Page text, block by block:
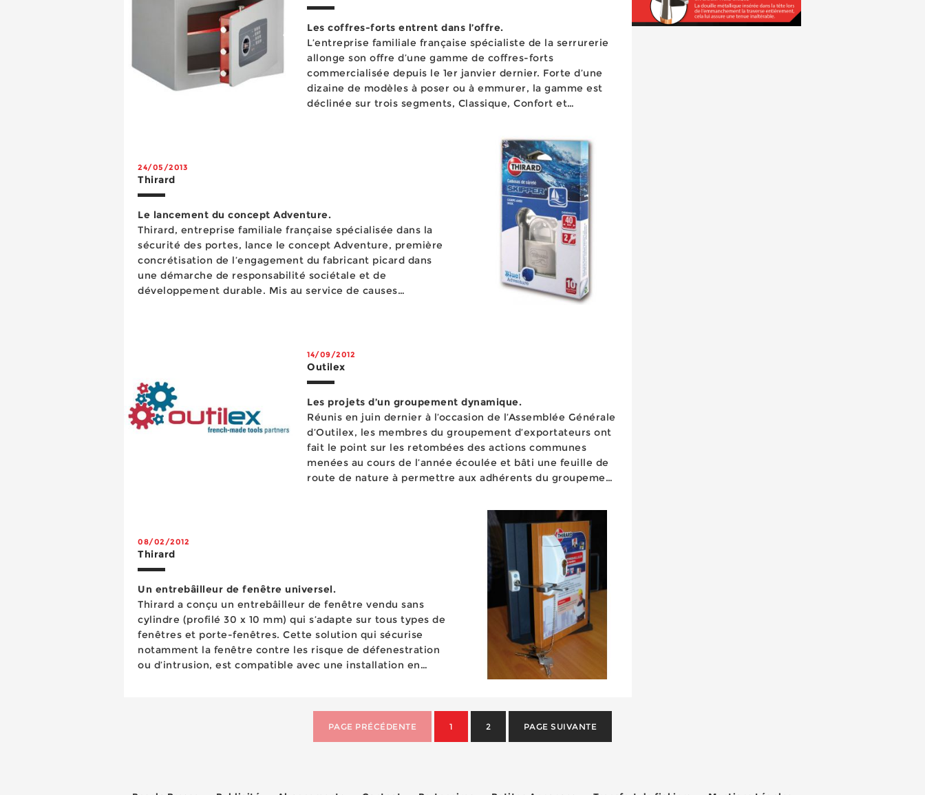
Les coffres-forts entrent dans l’offre.
L’entreprise familiale française spécialiste de la serrurerie
allonge son offre d’une gamme de coffres-forts
commercialisée depuis le 1er janvier dernier. Forte d’une
dizaine de modèles à poser ou à emmurer, la gamme est
déclinée sur trois segments, Classique, Confort et
24/05/2013
Thirard
Le lancement du concept Adventure.
Thirard, entreprise familiale française spécialisée dans la
sécurité des portes, lance le concept Adventure, première
concrétisation de l’engagement du fabricant picard dans
une démarche de responsabilité sociétale et de
développement durable. Mis au service de causes
14/09/2012
Outilex
Les projets d’un groupement dynamique.
Réunis en juin dernier à l’occasion de l’Assemblée Générale
d’Outilex, les membres du groupement d’exportateurs ont
fait le point sur les retombées des actions communes
menées au cours de l’année écoulée et bâti une feuille de
route de nature à permettre aux adhérents du groupement
08/02/2012
Thirard
Un entrebâilleur de fenêtre universel.
Thirard a conçu un entrebâilleur de fenêtre vendu sans
cylindre (profilé 30 x 10 mm) qui s’adapte sur tous types de
fenêtres et porte-fenêtres. Cette solution qui sécurise
notamment la fenêtre contre les risque de défenestration
ou d’intrusion, est compatible avec une installation en
PAGE PRÉCÉDENTE 1 2 PAGE SUIVANTE